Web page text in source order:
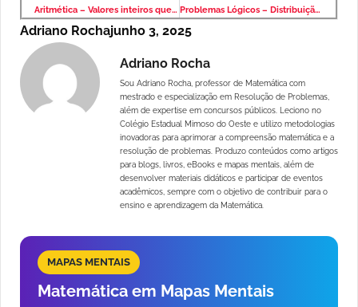
Aritmética – Valores inteiros que tornam N inteiro Problemas Lógicos – Distribuição de Bolas em Caixas
Adriano Rochajunho 3, 2025
Adriano Rocha
Sou Adriano Rocha, professor de Matemática com
mestrado e especialização em Resolução de Problemas,
além de expertise em concursos públicos. Leciono no
Colégio Estadual Mimoso do Oeste e utilizo metodologias
inovadoras para aprimorar a compreensão matemática e a
resolução de problemas. Produzo conteúdos como artigos
para blogs, livros, eBooks e mapas mentais, além de
desenvolver materiais didáticos e participar de eventos
acadêmicos, sempre com o objetivo de contribuir para o
ensino e aprendizagem da Matemática.
MAPAS MENTAIS
Matemática em Mapas Mentais